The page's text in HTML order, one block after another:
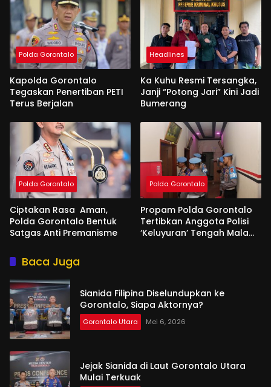
Polda Gorontalo
Kapolda Gorontalo
Tegaskan Penertiban PETI
Terus Berjalan
Headlines
Ka Kuhu Resmi Tersangka,
Janji “Potong Jari” Kini Jadi
Bumerang
Polda Gorontalo
Ciptakan Rasa Aman,
Polda Gorontalo Bentuk
Satgas Anti Premanisme
Polda Gorontalo
Propam Polda Gorontalo
Tertibkan Anggota Polisi
‘Keluyuran’ Tengah Malam
Baca Juga
Sianida Filipina Diselundupkan ke
Gorontalo, Siapa Aktornya?
Gorontalo Utara Mei 6, 2026
Jejak Sianida di Laut Gorontalo Utara
Mulai Terkuak